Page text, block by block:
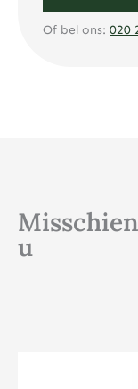
Of bel ons: 020
u